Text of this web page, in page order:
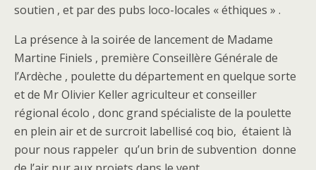
soutien , et par des pubs loco-locales « éthiques » .
La présence à la soirée de lancement de Madame
Martine Finiels , première Conseillère Générale de
l’Ardèche , poulette du département en quelque sorte
et de Mr Olivier Keller agriculteur et conseiller
régional écolo , donc grand spécialiste de la poulette
en plein air et de surcroit labellisé coq bio, étaient là
pour nous rappeler qu’un brin de subvention donne